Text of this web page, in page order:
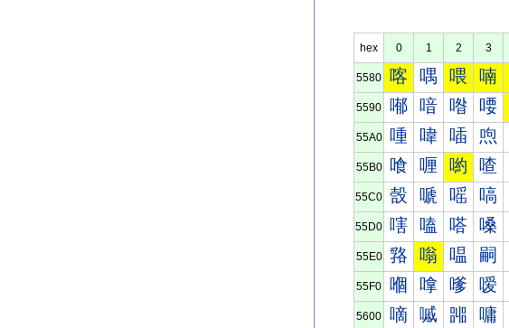
hex 0 1 2 3
5580 喀 喁 喂 喃
5590 喐 喑 喒 喓
55A0 喠 喡 喢 喣
55B0 喰 喱 喲 喳
55C0 嗀 嗁 嗂 嗃
55D0 嗐 嗑 嗒 嗓
55E0 嗠 嗡 嗢 嗣
55F0 嗰 嗱 嗲 嗳
5600 嘀 嘁 嘂 嘃